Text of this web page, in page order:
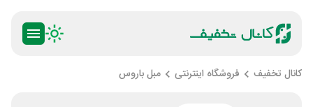
کانال تخفیف فروشگاه اینترنتی مبل باروس